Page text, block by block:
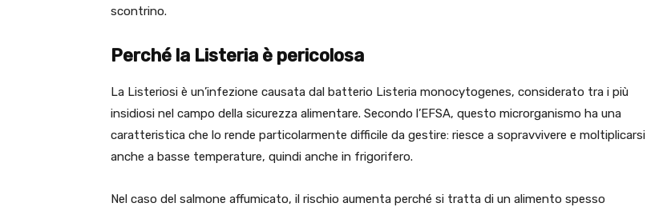
scontrino.
Perché la Listeria è pericolosa
La Listeriosi è un’infezione causata dal batterio Listeria monocytogenes, considerato tra i più
insidiosi nel campo della sicurezza alimentare. Secondo l’EFSA, questo microrganismo ha una
caratteristica che lo rende particolarmente difficile da gestire: riesce a sopravvivere e moltiplicarsi
anche a basse temperature, quindi anche in frigorifero.
Nel caso del salmone affumicato, il rischio aumenta perché si tratta di un alimento spesso